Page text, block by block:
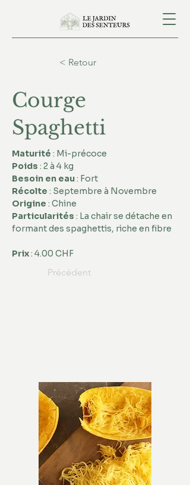
< Retour
Courge
Spaghetti
Maturité : Mi-précoce
Poids : 2 à 4 kg
Besoin en eau : Fort
Récolte : Septembre à Novembre
Origine : Chine
Particularités : La chair se détache en
formant des spaghettis, riche en fibre
Prix : 4.00 CHF
Précédent